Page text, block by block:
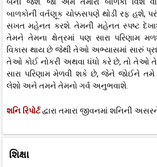
બાળકોની વર્તણૂક ચોક્કસપણે થોડી રફ હશે,
સખત મહેનત કરશે. તેમની મહેનત સ્પષ્ટ
તેમને તેમના ક્ષેત્રમાં પણ સારા પરિણામ
વિકાસ થાય છે જેથી તેઓ અભ્યાસમાં સારું
તેઓ કોઈ નોકરી અથવા ધંધો કરે છે, તો તેઓ
સારા પરિણામ મેળવી શકે છે, જેને જોઈને તમે
લેશો અને તમને તેમનો ગર્વ અનુભવાશે.
શનિ રિપોર્ટદ્વારા તમારા જીવનમાં શનિની
શિક્ષા